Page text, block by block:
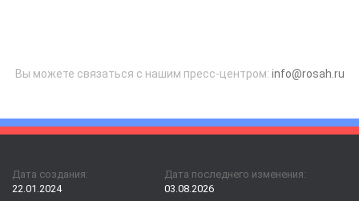
Вы можете связаться с нашим пресс-центром: info@rosah.ru
Дата создания:
22.01.2024
Дата последнего изменения:
03.08.2026